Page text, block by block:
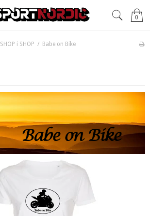
0
SHOP i SHOP / Babe on Bike